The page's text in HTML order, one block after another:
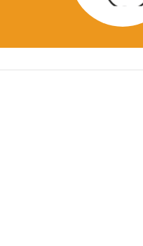
привлекательности
информации